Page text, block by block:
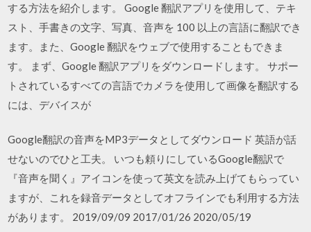
する方法を紹介します。 Google 翻訳アプリを使用して、テキ
スト、手書きの文字、写真、音声を 100 以上の言語に翻訳でき
ます。また、Google 翻訳をウェブで使用することもできま
す。 まず、Google 翻訳アプリをダウンロードします。 サポー
トされているすべての言語でカメラを使用して画像を翻訳する
には、デバイスが
Google翻訳の音声をMP3データとしてダウンロード 英語が話
せないのでひと工夫。 いつも頼りにしているGoogle翻訳で
『音声を聞く』アイコンを使って英文を読み上げてもらってい
ますが、これを録音データとしてオフラインでも利用する方法
があります。 2019/09/09 2017/01/26 2020/05/19